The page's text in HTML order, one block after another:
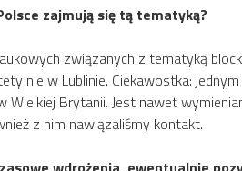
zajmują się tą tematyką?
związanych z tematyką
nie w Lublinie. Ciekawostka:
Wielkiej Brytanii. Jest nawet
z nim nawiązaliśmy kontakt.